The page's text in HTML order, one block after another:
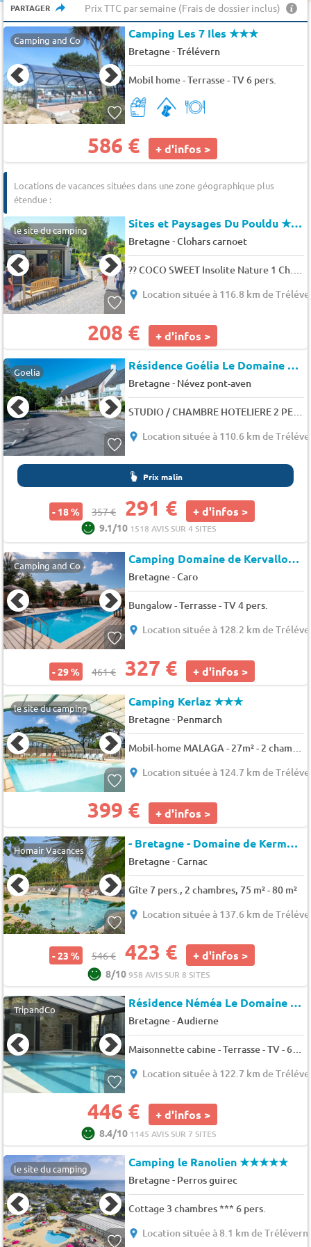
PARTAGER Prix TTC par semaine (Frais de dossier inclus)
Camping and Co Camping Les 7 Iles★★★
Bretagne-Trélévern
Mobil home - Terrasse - TV 6 pers.
586 € + d'infos >
Locations de vacances situées dans une zone géographique plus
étendue :
le site du camping Sites et Paysages Du Pouldu★★★
Bretagne-Clohars carnoet
?? COCO SWEET Insolite Nature 1 Ch. 4 pers.
Location située à 116.8 km de
208 € + d'infos >
Goelia Résidence Goélia Le Domaine de Pont Aven
Bretagne- Névez pont-aven
STUDIO / CHAMBRE HOTELIERE 2 PERS. BALCON OU TERRASSE
Location située à 110.6 km de
Prix malin
- 18 % 357 € 291 € + d'infos >
9.1/10 1518 AVIS SUR 4 SITES
Camping and Co Camping Domaine de Kervallon*
Bretagne-Caro
Bungalow - Terrasse - TV 4 pers.
Location située à 128.2 km de
- 29 % 461 € 327 € + d'infos >
le site du camping Camping Kerlaz★★★
Bretagne- Penmarch
Location située à 124.7 km de
399 € + d'infos >
Homair Vacances - Bretagne - Domaine de Kermario
Bretagne-Carnac
Gîte 7 pers., 2 chambres, 75 m² - 80 m²
Location située à 137.6 km de
- 23 % 546 € 423 € + d'infos >
8/10958 AVIS SUR 8 SITES
TripandCo Résidence Néméa Le Domaine de la Baie
Bretagne-Audierne
Maisonnette cabine - Terrasse - TV - 6 pers. - 38m2 - Animaux admis
Location située à 122.7 km de
446 € + d'infos >
8.4/10 1145 AVIS SUR 7 SITES
le site du camping Camping le Ranolien★★★★★
Bretagne- Perros guirec
Cottage 3 chambres *** 6 pers.
Location située à 8.1 km de Trélévern